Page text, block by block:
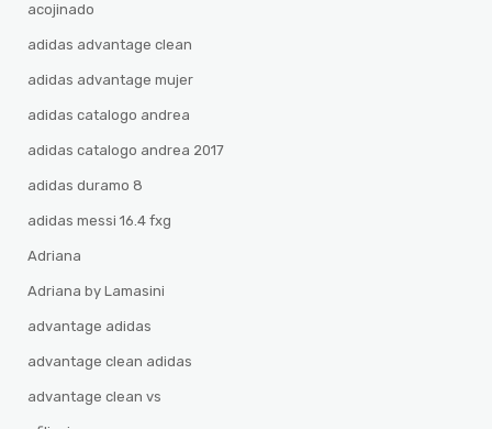
acojinado
adidas advantage clean
adidas advantage mujer
adidas catalogo andrea
adidas catalogo andrea 2017
adidas duramo 8
adidas messi 16.4 fxg
Adriana
Adriana by Lamasini
advantage adidas
advantage clean adidas
advantage clean vs